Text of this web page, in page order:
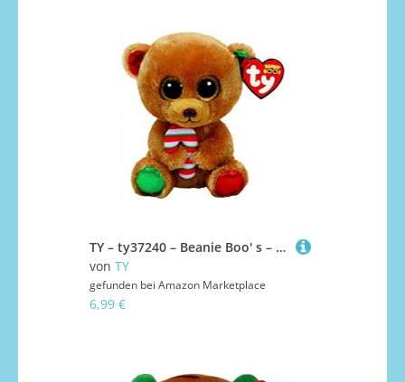
TY – ty37240 – Beanie Boo' s – Plüsch Bella der Braunbär
von TY
gefunden bei Amazon Marketplace
6,99 €